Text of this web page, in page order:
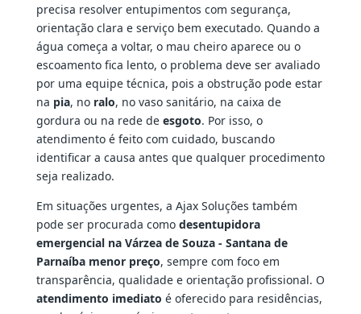
precisa resolver entupimentos com segurança,
orientação clara e serviço bem executado. Quando a
água começa a voltar, o mau cheiro aparece ou o
escoamento fica lento, o problema deve ser avaliado
por uma equipe técnica, pois a obstrução pode estar
na pia, no ralo, no vaso sanitário, na caixa de
gordura ou na rede de esgoto. Por isso, o
atendimento é feito com cuidado, buscando
identificar a causa antes que qualquer procedimento
seja realizado.
Em situações urgentes, a Ajax Soluções também
pode ser procurada como desentupidora
emergencial na Várzea de Souza - Santana de
Parnaíba menor preço, sempre com foco em
transparência, qualidade e orientação profissional. O
atendimento imediato é oferecido para residências,